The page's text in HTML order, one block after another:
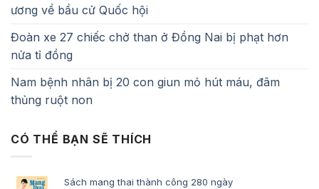
ương về bầu cử Quốc hội
Đoàn xe 27 chiếc chở than ở Đồng Nai bị phạt hơn
nửa tỉ đồng
Nam bệnh nhân bị 20 con giun mỏ hút máu, đâm
thủng ruột non
CÓ THỂ BẠN SẼ THÍCH
Sách mang thai thành công 280 ngày